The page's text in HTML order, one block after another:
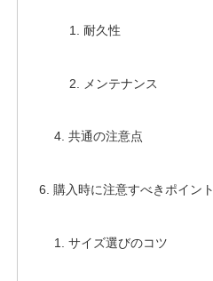
耐久性
メンテナンス
共通の注意点
購入時に注意すべきポイント
サイズ選びのコツ